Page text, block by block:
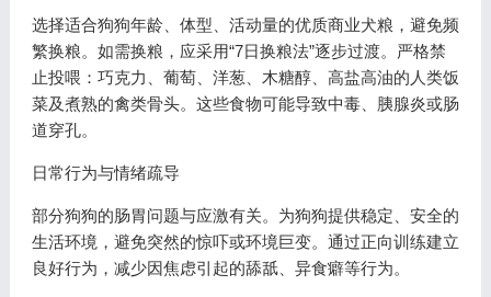
选择适合狗狗年龄、体型、活动量的优质商业犬粮，避免频
繁换粮。如需换粮，应采用“7日换粮法”逐步过渡。严格禁
止投喂：巧克力、葡萄、洋葱、木糖醇、高盐高油的人类饭
菜及煮熟的禽类骨头。这些食物可能导致中毒、胰腺炎或肠
道穿孔。
日常行为与情绪疏导
部分狗狗的肠胃问题与应激有关。为狗狗提供稳定、安全的
生活环境，避免突然的惊吓或环境巨变。通过正向训练建立
良好行为，减少因焦虑引起的舔舐、异食癖等行为。